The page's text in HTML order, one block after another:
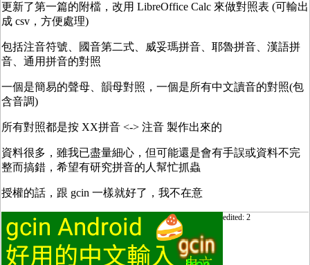
更新了第一篇的附檔，改用 LibreOffice Calc 來做對照表 (可輸出
成 csv，方便處理)
包括注音符號、國音第二式、威妥瑪拼音、耶魯拼音、漢語拼
音、通用拼音的對照
一個是簡易的聲母、韻母對照，一個是所有中文讀音的對照(包
含音調)
所有對照都是按 XX拼音 <-> 注音 製作出來的
資料很多，雖我已盡量細心，但可能還是會有手誤或資料不完
整而搞錯，希望有研究拼音的人幫忙抓蟲
授權的話，跟 gcin 一樣就好了，我不在意
edited: 2